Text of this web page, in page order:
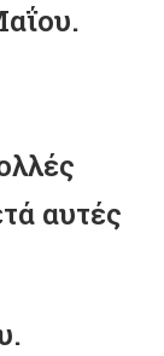
αυτές